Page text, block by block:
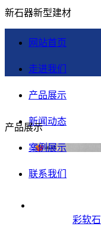
新石器新型建材
网站首页
走进我们
产品展示
新闻动态
案例展示
联系我们
产品展示
彩软石